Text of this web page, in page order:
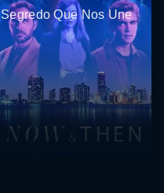
Segredo Que Nos Une